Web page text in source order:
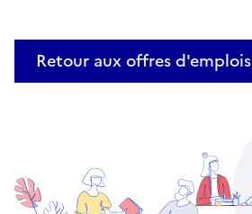
Retour aux offres d'emplois